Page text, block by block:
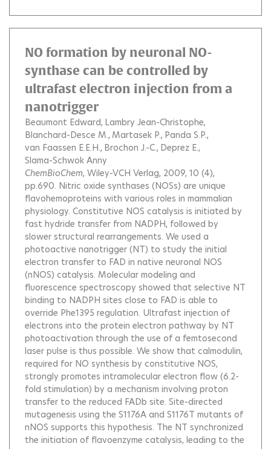
NO formation by neuronal NO-
synthase can be controlled by
ultrafast electron injection from a
nanotrigger
Beaumont Edward Lambry Jean-Christophe
Blanchard-Desce M. Martasek P. Panda S.P.
van Faassen E.E.H. Brochon J.-C. Deprez E.
Slama-Schwok Anny
ChemBioChem, Wiley-VCH Verlag, 2009, 10 (4),
pp.690. Nitric oxide synthases (NOSs) are unique
flavohemoproteins with various roles in mammalian
physiology. Constitutive NOS catalysis is initiated by
fast hydride transfer from NADPH, followed by
slower structural rearrangements. We used a
photoactive nanotrigger (NT) to study the initial
electron transfer to FAD in native neuronal NOS
(nNOS) catalysis. Molecular modeling and
fluorescence spectroscopy showed that selective NT
binding to NADPH sites close to FAD is able to
override Phe1395 regulation. Ultrafast injection of
electrons into the protein electron pathway by NT
photoactivation through the use of a femtosecond
laser pulse is thus possible. We show that calmodulin,
required for NO synthesis by constitutive NOS,
strongly promotes intramolecular electron flow (6.2-
fold stimulation) by a mechanism involving proton
transfer to the reduced FADb site. Site-directed
mutagenesis using the S1176A and S1176T mutants of
nNOS supports this hypothesis. The NT synchronized
the initiation of flavoenzyme catalysis, leading to the